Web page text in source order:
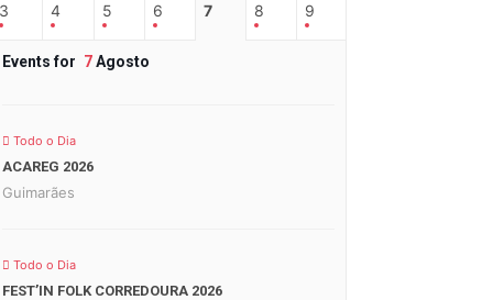
3 4 5 6 7 8 9
Events for 7Agosto
Todo o Dia
ACAREG 2026
Guimarães
Todo o Dia
FEST’IN FOLK CORREDOURA 2026